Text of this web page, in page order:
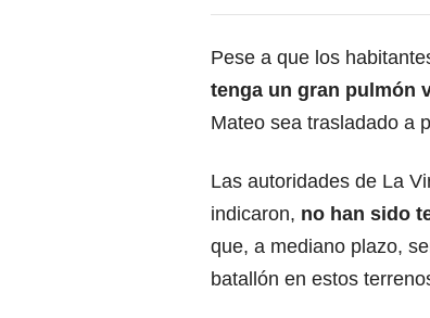
Pese a que los
tenga un gran pulmón
Mateo sea trasladado a
Las autoridades de La
indicaron, no han sido
que, a mediano plazo,
batallón en estos